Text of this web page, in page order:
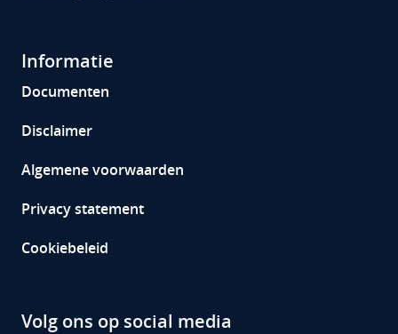
Informatie
Documenten
Disclaimer
Algemene voorwaarden
Privacy statement
Cookiebeleid
Volg ons op social media